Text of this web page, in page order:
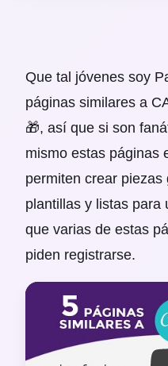
Que tal jóvenes soy
páginas similares a
🎁, así que si son
mismo estas páginas
permiten crear
plantillas y listas para
que varias de estas
piden registrarse.